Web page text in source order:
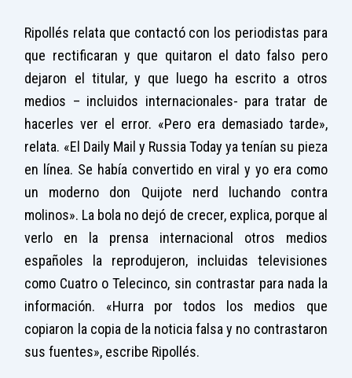
Ripollés relata que contactó con los periodistas para
que rectificaran y que quitaron el dato falso pero
dejaron el titular, y que luego ha escrito a otros
medios – incluidos internacionales- para tratar de
hacerles ver el error. «Pero era demasiado tarde»,
relata. «El Daily Mail y Russia Today ya tenían su pieza
en línea. Se había convertido en viral y yo era como
un moderno don Quijote nerd luchando contra
molinos». La bola no dejó de crecer, explica, porque al
verlo en la prensa internacional otros medios
españoles la reprodujeron, incluidas televisiones
como Cuatro o Telecinco, sin contrastar para nada la
información. «Hurra por todos los medios que
copiaron la copia de la noticia falsa y no contrastaron
sus fuentes», escribe Ripollés.